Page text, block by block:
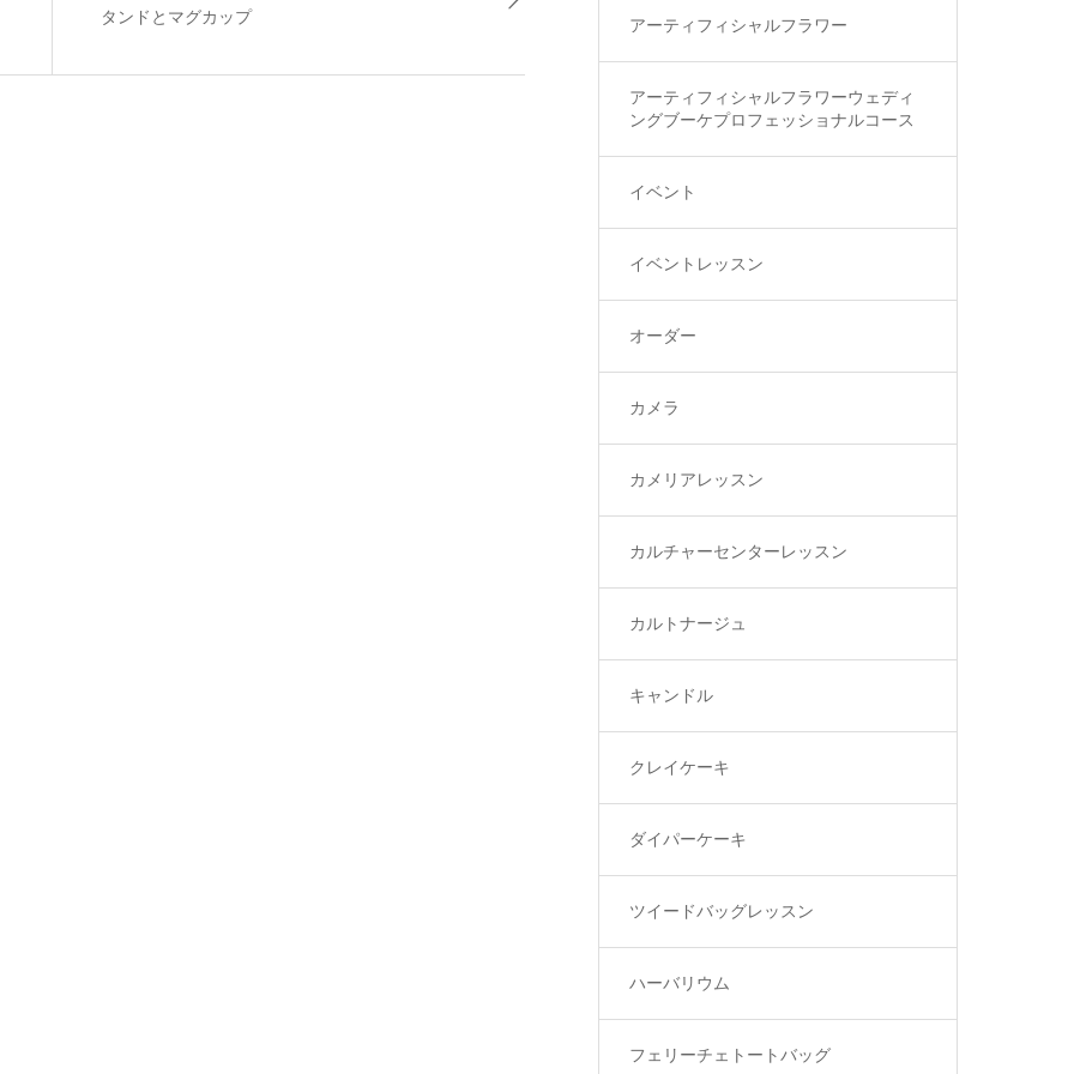
タンドとマグカップ
アーティフィシャルフラワー
アーティフィシャルフラワーウェディ
ングブーケプロフェッショナルコース
イベント
イベントレッスン
オーダー
カメラ
カメリアレッスン
カルチャーセンターレッスン
カルトナージュ
キャンドル
クレイケーキ
ダイパーケーキ
ツイードバッグレッスン
ハーバリウム
フェリーチェトートバッグ